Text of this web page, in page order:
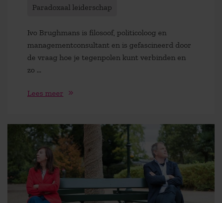
Paradoxaal leiderschap
Ivo Brughmans is filosoof, politicoloog en
managementconsultant en is gefascineerd door
de vraag hoe je tegenpolen kunt verbinden en
zo ...
Lees meer